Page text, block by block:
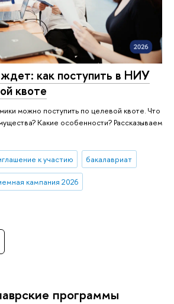
как поступить в НИУ
квоте
можно поступить по целевой квоте. Что
Какие особенности? Рассказываем
к участию бакалавриат
кампания 2026
программы